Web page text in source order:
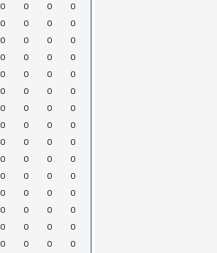
0 0 0
0
0 0 0
0
0 0 0
0
0 0 0
0
0 0 0
0
0 0 0
0
0 0 0
0
0 0 0
0
0 0 0
0
0 0 0
0
0 0 0
0
0 0 0
0
0 0 0
0
0 0 0
0
0 0 0 0